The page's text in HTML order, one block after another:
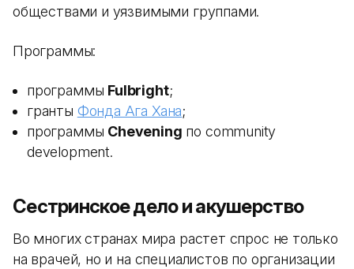
обществами и уязвимыми группами.
Программы:
программы Fulbright;
гранты Фонда Ага Хана;
программы Chevening по community
development.
Сестринское дело и акушерство
Во многих странах мира растет спрос не только
на врачей, но и на специалистов по организации